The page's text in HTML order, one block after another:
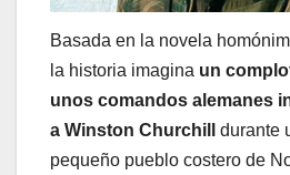
Basada en la novela
la historia imagina un
unos comandos alemanes
a Winston Churchill
durante
pequeño pueblo costero de